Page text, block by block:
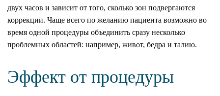
двух часов и зависит от того, сколько зон подвергаются
коррекции. Чаще всего по желанию пациента возможно во
время одной процедуры объединить сразу несколько
проблемных областей: например, живот, бедра и талию.
Эффект от процедуры